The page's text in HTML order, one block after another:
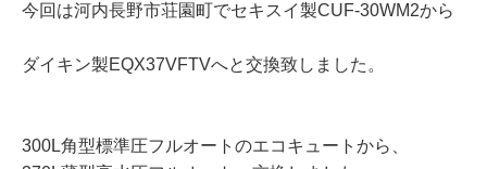
今回は河内長野市荘園町でセキスイ製CUF-30WM2から
ダイキン製EQX37VFTVへと交換致しました。
300L角型標準圧フルオートのエコキュートから、